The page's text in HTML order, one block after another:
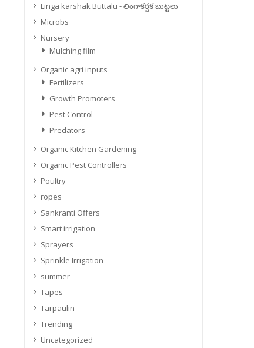
Linga karshak Buttalu - లింగాకర్షక బుట్టలు
Microbs
Nursery
Mulching film
Organic agri inputs
Fertilizers
Growth Promoters
Pest Control
Predators
Organic Kitchen Gardening
Organic Pest Controllers
Poultry
ropes
Sankranti Offers
Smart irrigation
Sprayers
Sprinkle Irrigation
summer
Tapes
Tarpaulin
Trending
Uncategorized